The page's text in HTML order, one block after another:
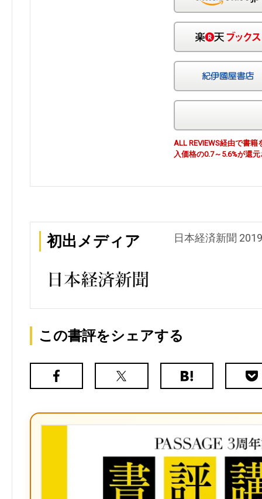
ALL REVIEWS経由で書
入価格の0.7～5.6%が還
初出メディア 日本経済新聞
この書評をシェアする
Facebook
X（旧
は
ク
マ
ー
ク